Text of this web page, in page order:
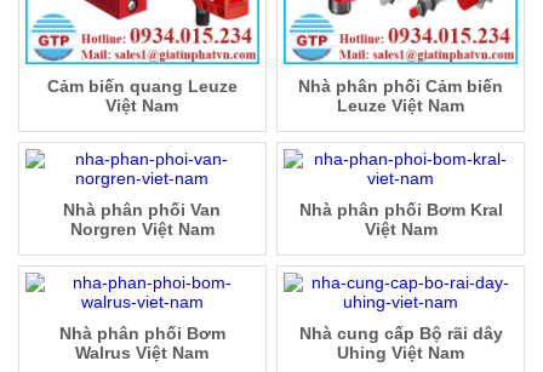
Cảm biến quang Leuze
Việt Nam
Nhà phân phối Cảm biến
Leuze Việt Nam
Nhà phân phối Van
Norgren Việt Nam
Nhà phân phối Bơm Kral
Việt Nam
Nhà phân phối Bơm
Walrus Việt Nam
Nhà cung cấp Bộ rãi dây
Uhing Việt Nam